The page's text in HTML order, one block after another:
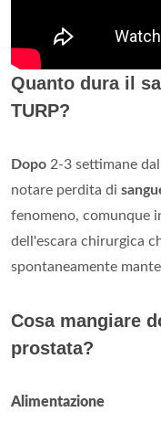
Quanto dura il
TURP?
Dopo 2-3 settimane
notare perdita di
fenomeno, comunque
dell'escara chirurgica
spontaneamente
Cosa mangiare
prostata?
Alimentazione